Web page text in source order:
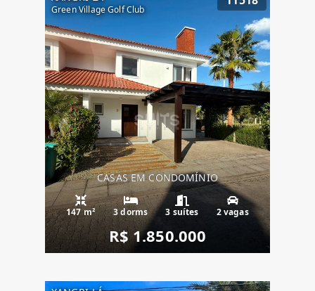
Green Village Golf Club
CASAS EM CONDOMÍNIO
147 m² 3 dorms 3 suítes 2 vagas
R$ 1.850.000